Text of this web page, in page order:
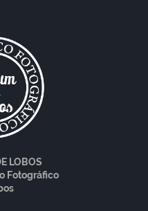
LOBOS
Fotográfico